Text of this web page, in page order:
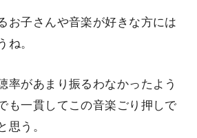
お子さんや音楽が好きな方には
ね。
率があまり振るわなかったよう
も一貫してこの音楽ごり押しで
思う。